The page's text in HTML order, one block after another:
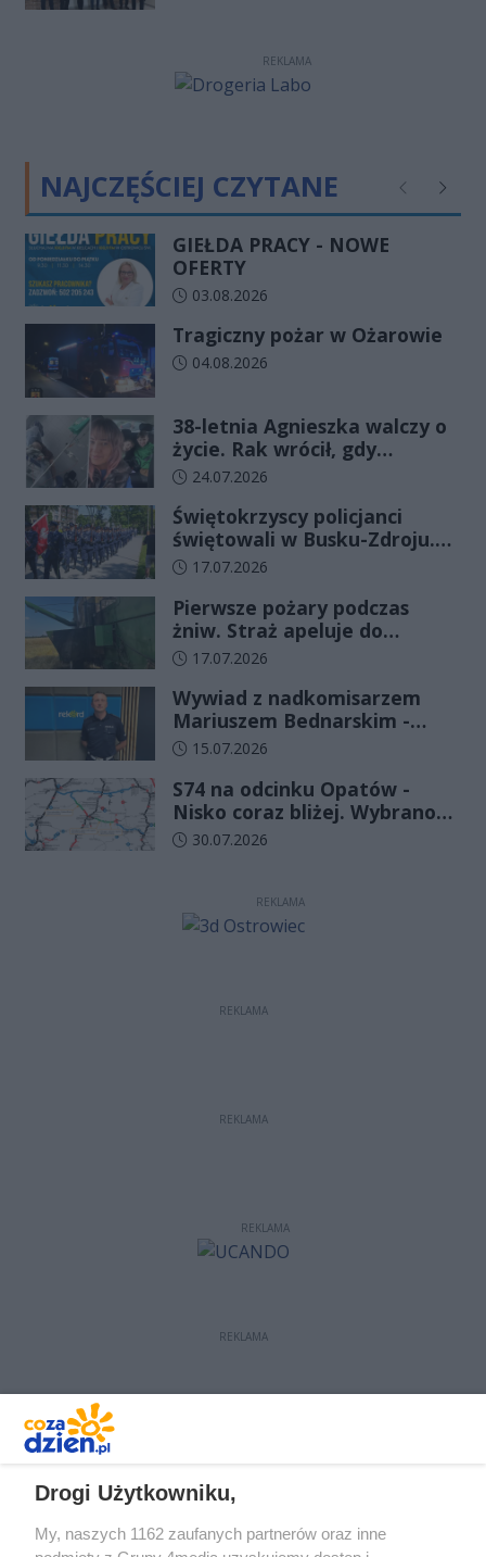
REKLAMA
NAJCZĘŚCIEJ CZYTANE Poprzednie
GIEŁDA PRACY - NOWE
OFERTY
Data dodania artykułu:
03.08.2026
Tragiczny pożar w Ożarowie
Data dodania artykułu:
04.08.2026
38-letnia Agnieszka walczy o
życie. Rak wrócił, gdy
wydawało się, że najgorsze
Data dodania artykułu:
24.07.2026
Świętokrzyscy policjanci
świętowali w Busku-Zdroju.
Czterdziestu nowych
ślubowanie
Data dodania artykułu:
17.07.2026
Pierwsze pożary podczas
żniw. Straż apeluje do
rolników o ostrożność
Data dodania artykułu:
17.07.2026
Wywiad z nadkomisarzem
Mariuszem Bednarskim -
Wydział Ruchu Drogowego
w Kielcach
Data dodania artykułu:
15.07.2026
S74 na odcinku Opatów -
Nisko coraz bliżej. Wybrano
wykonawcę kolejnego
Data dodania artykułu:
30.07.2026
REKLAMA
REKLAMA
REKLAMA
REKLAMA
REKLAMA
Drogi Użytkowniku,
My, naszych 1162 zaufanych partnerów oraz inne